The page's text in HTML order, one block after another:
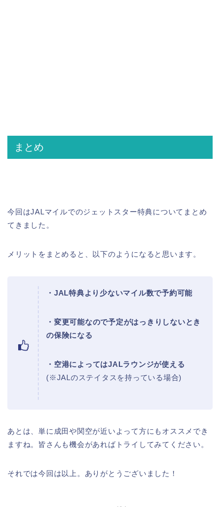
まとめ
今回はJALマイルでのジェットスター特典についてまとめ
てきました。
メリットをまとめると、以下のようになると思います。
・JAL特典より少ないマイル数で予約可能
・変更可能なので予定がはっきりしないとき
の保険になる
・空港によってはJALラウンジが使える
(※JALのステイタスを持っている場合)
あとは、単に成田や関空が近いよって方にもオススメでき
ますね。皆さんも機会があればトライしてみてください。
それでは今回は以上。ありがとうございました！